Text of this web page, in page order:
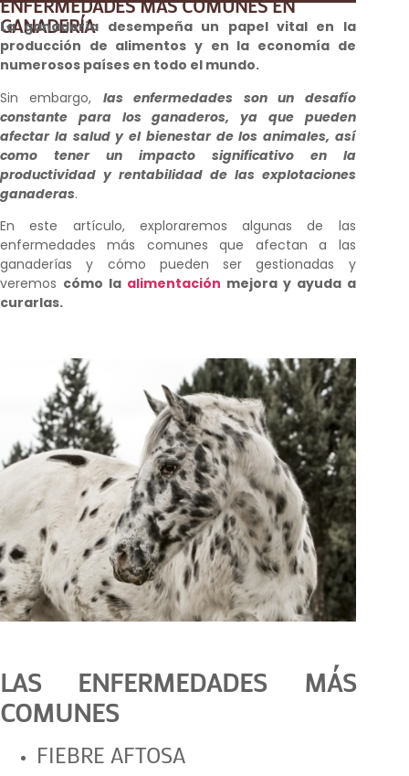
ENFERMEDADES MÁS COMUNES EN
GANADERÍA
La ganadería desempeña un papel vital en la
producción de alimentos y en la economía de
numerosos países en todo el mundo.
Sin embargo, las enfermedades son un desafío
constante para los ganaderos, ya que pueden
afectar la salud y el bienestar de los animales, así
como tener un impacto significativo en la
productividad y rentabilidad de las explotaciones
ganaderas.
En este artículo, exploraremos algunas de las
enfermedades más comunes que afectan a las
ganaderías y cómo pueden ser gestionadas y
veremos cómo la alimentación mejora y ayuda a
curarlas.
LAS ENFERMEDADES MÁS
COMUNES
FIEBRE AFTOSA